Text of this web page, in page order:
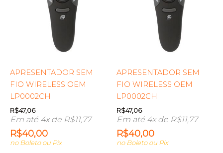
APRESENTADOR SEM
FIO WIRELESS OEM
LP0002CH
R$47,06
Em até 4x de R$11,77
R$40,00
no Boleto ou Pix
APRESENTADOR SEM
FIO WIRELESS OEM
LP0002CH
R$47,06
Em até 4x de R$11,77
R$40,00
no Boleto ou Pix